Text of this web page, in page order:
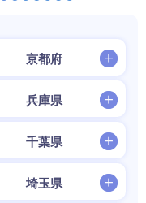
京都府
兵庫県
千葉県
埼玉県